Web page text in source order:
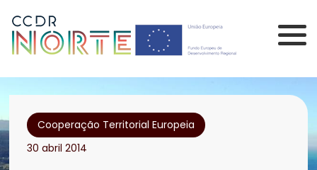
Comissão de
Cooperação Territorial Europeia
30 abril 2014